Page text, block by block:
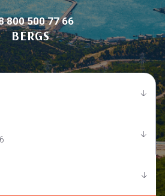
800 500 77 66
BERGS